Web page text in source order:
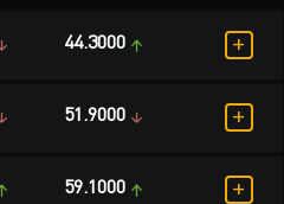
44.3000 +
51.9000 +
59.1000 +